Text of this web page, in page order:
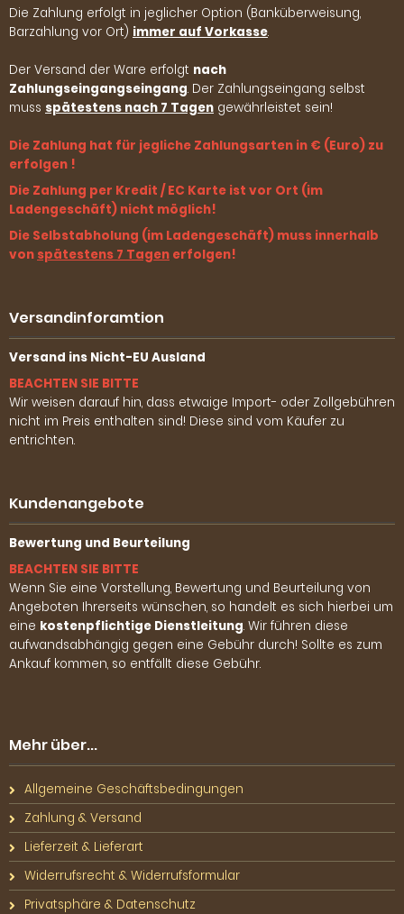
Die Zahlung erfolgt in jeglicher Option (Banküberweisung,
Barzahlung vor Ort) immer auf Vorkasse.
Der Versand der Ware erfolgt nach
Zahlungseingangseingang. Der Zahlungseingang selbst
muss spätestens nach 7 Tagen gewährleistet sein!
Die Zahlung hat für jegliche Zahlungsarten in € (Euro) zu
erfolgen !
Die Zahlung per Kredit / EC Karte ist vor Ort (im
Ladengeschäft) nicht möglich!
Die Selbstabholung (im Ladengeschäft) muss innerhalb
von spätestens 7 Tagen erfolgen!
Versandinforamtion
Versand ins Nicht-EU Ausland
BEACHTEN SIE BITTE
Wir weisen darauf hin, dass etwaige Import- oder Zollgebühren
nicht im Preis enthalten sind! Diese sind vom Käufer zu
entrichten.
Kundenangebote
Bewertung und Beurteilung
BEACHTEN SIE BITTE
Wenn Sie eine Vorstellung, Bewertung und Beurteilung von
Angeboten Ihrerseits wünschen, so handelt es sich hierbei um
eine kostenpflichtige Dienstleitung. Wir führen diese
aufwandsabhängig gegen eine Gebühr durch! Sollte es zum
Ankauf kommen, so entfällt diese Gebühr.
Mehr über...
Allgemeine Geschäftsbedingungen
Zahlung & Versand
Lieferzeit & Lieferart
Widerrufsrecht & Widerrufsformular
Privatsphäre & Datenschutz